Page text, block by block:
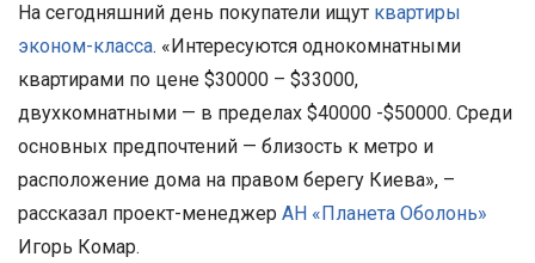
На сегодняшний день покупатели ищут квартиры
эконом-класса. «Интересуются однокомнатными
квартирами по цене $30000 – $33000,
двухкомнатными — в пределах $40000 -$50000. Среди
основных предпочтений — близость к метро и
расположение дома на правом берегу Киева», –
рассказал проект-менеджер АН «Планета Оболонь»
Игорь Комар.